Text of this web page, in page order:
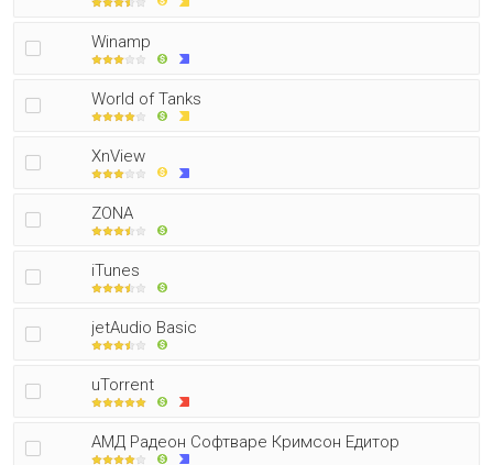
Winamp
World of Tanks
XnView
ZONA
iTunes
jetAudio Basic
uTorrent
АМД Радеон Софтваре Кримсон Едитор